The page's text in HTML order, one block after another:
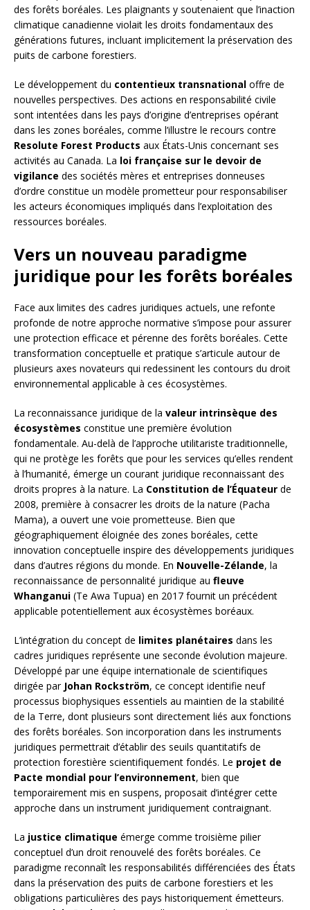
des forêts boréales. Les plaignants y soutenaient que l’inaction
climatique canadienne violait les droits fondamentaux des
générations futures, incluant implicitement la préservation des
puits de carbone forestiers.
Le développement du contentieux transnational offre de
nouvelles perspectives. Des actions en responsabilité civile
sont intentées dans les pays d’origine d’entreprises opérant
dans les zones boréales, comme l’illustre le recours contre
Resolute Forest Products aux États-Unis concernant ses
activités au Canada. La loi française sur le devoir de
vigilance des sociétés mères et entreprises donneuses
d’ordre constitue un modèle prometteur pour responsabiliser
les acteurs économiques impliqués dans l’exploitation des
ressources boréales.
Vers un nouveau paradigme
juridique pour les forêts boréales
Face aux limites des cadres juridiques actuels, une refonte
profonde de notre approche normative s’impose pour assurer
une protection efficace et pérenne des forêts boréales. Cette
transformation conceptuelle et pratique s’articule autour de
plusieurs axes novateurs qui redessinent les contours du droit
environnemental applicable à ces écosystèmes.
La reconnaissance juridique de la valeur intrinsèque des
écosystèmes constitue une première évolution
fondamentale. Au-delà de l’approche utilitariste traditionnelle,
qui ne protège les forêts que pour les services qu’elles rendent
à l’humanité, émerge un courant juridique reconnaissant des
droits propres à la nature. La Constitution de l’Équateur de
2008, première à consacrer les droits de la nature (Pacha
Mama), a ouvert une voie prometteuse. Bien que
géographiquement éloignée des zones boréales, cette
innovation conceptuelle inspire des développements juridiques
dans d’autres régions du monde. En Nouvelle-Zélande, la
reconnaissance de personnalité juridique au fleuve
Whanganui (Te Awa Tupua) en 2017 fournit un précédent
applicable potentiellement aux écosystèmes boréaux.
L’intégration du concept de limites planétaires dans les
cadres juridiques représente une seconde évolution majeure.
Développé par une équipe internationale de scientifiques
dirigée par Johan Rockström, ce concept identifie neuf
processus biophysiques essentiels au maintien de la stabilité
de la Terre, dont plusieurs sont directement liés aux fonctions
des forêts boréales. Son incorporation dans les instruments
juridiques permettrait d’établir des seuils quantitatifs de
protection forestière scientifiquement fondés. Le projet de
Pacte mondial pour l’environnement, bien que
temporairement mis en suspens, proposait d’intégrer cette
approche dans un instrument juridiquement contraignant.
La justice climatique émerge comme troisième pilier
conceptuel d’un droit renouvelé des forêts boréales. Ce
paradigme reconnaît les responsabilités différenciées des États
dans la préservation des puits de carbone forestiers et les
obligations particulières des pays historiquement émetteurs.